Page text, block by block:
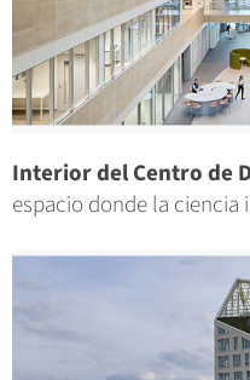
Interior del Centro de
espacio donde la ciencia